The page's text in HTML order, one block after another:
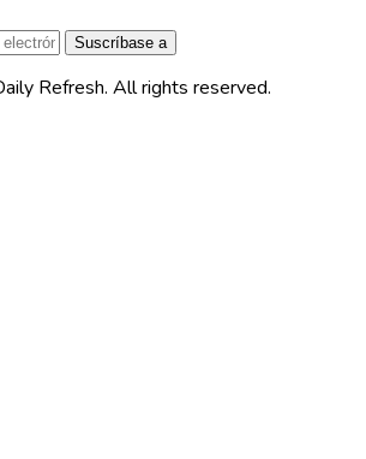
Refresh. All rights reserved.